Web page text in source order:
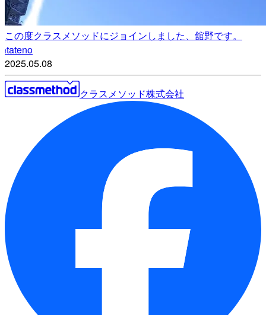
この度クラスメソッドにジョインしました、舘野です。
ttateno
2025.05.08
クラスメソッド株式会社